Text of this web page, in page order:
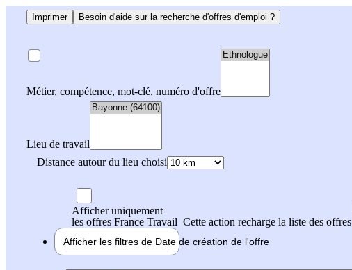
Imprimer Besoin d'aide sur la recherche d'offres d'emploi ?
Métier, compétence, mot-clé, numéro d'offre
Lieu de travail
Distance autour du lieu choisi
Afficher uniquement
les offres France Travail Cette action recharge la liste des offres
Afficher les filtres de Date de création de l'offre